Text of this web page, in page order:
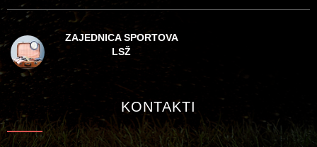
ZAJEDNICA SPORTOVA
LSŽ
KONTAKTI